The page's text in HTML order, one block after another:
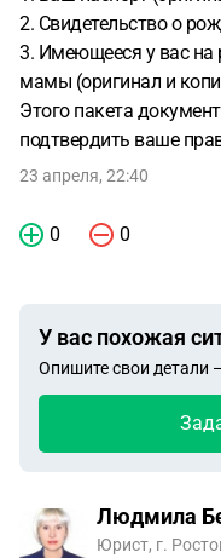
2. Свидетельство о
3. Имеющееся у вас на
мамы (оригинал и
Этого пакета
подтвердить ваше
23 апреля, 22:40
0 0
У вас похожая
Опишите свои детали
Людмила
Юрист, г.